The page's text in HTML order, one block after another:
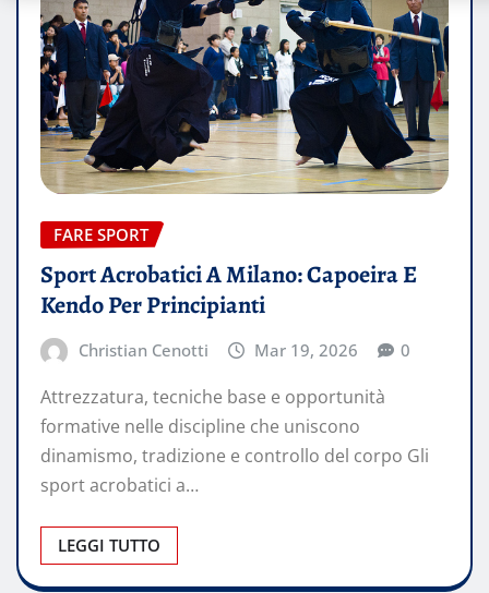
FARE SPORT
Sport Acrobatici A Milano: Capoeira E
Kendo Per Principianti
Christian Cenotti Mar 19, 2026 0
Attrezzatura, tecniche base e opportunità
formative nelle discipline che uniscono
dinamismo, tradizione e controllo del corpo Gli
sport acrobatici a…
LEGGI TUTTO